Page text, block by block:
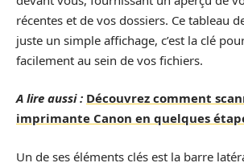
récentes et de vos dossiers. Ce tableau
juste un simple affichage, c’est la clé
facilement au sein de vos fichiers.
A lire aussi : Découvrez comment
imprimante Canon en quelques
Un de ses éléments clés est la barre